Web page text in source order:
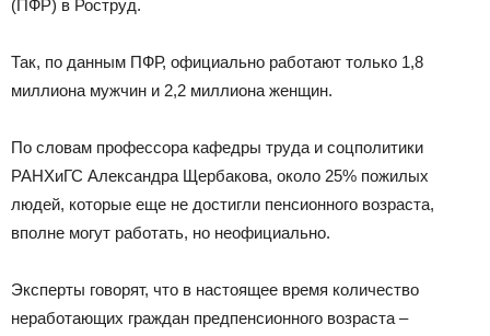
(ПФР) в Роструд.
Так, по данным ПФР, официально работают только 1,8
миллиона мужчин и 2,2 миллиона женщин.
По словам профессора кафедры труда и соцполитики
РАНХиГС Александра Щербакова, около 25% пожилых
людей, которые еще не достигли пенсионного возраста,
вполне могут работать, но неофициально.
Эксперты говорят, что в настоящее время количество
неработающих граждан предпенсионного возраста –